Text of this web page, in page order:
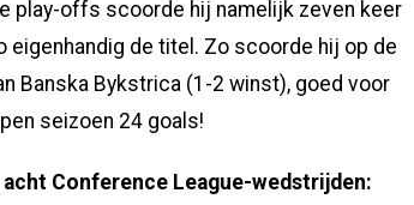
play-offs scoorde hij namelijk zeven keer
de titel. Zo scoorde hij op de
Banska Bykstrica (1-2 winst), goed voor
seizoen 24 goals!
Conference League-wedstrijden: